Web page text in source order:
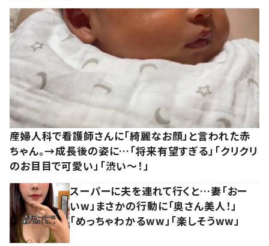
産婦人科で看護師さんに「綺麗なお顔」と言われた赤
ちゃん。→成長後の姿に…「将来有望すぎる」「クリクリ
のお目目で可愛い」「渋い～！」
スーパーに夫を連れて行くと…妻「おー
いw」まさかの行動に「奥さん美人！」
「めっちゃわかるww」「楽しそうww」